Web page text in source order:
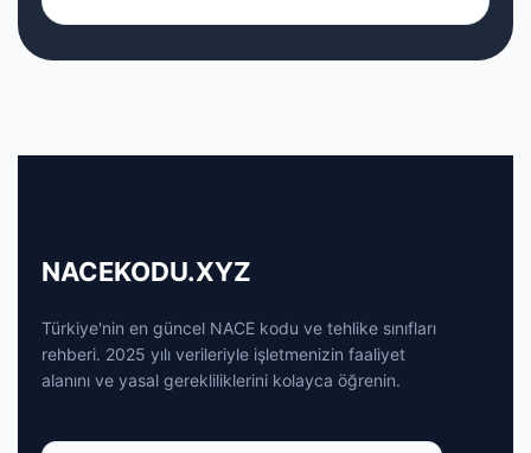
NACEKODU.XYZ
Türkiye'nin en güncel NACE kodu ve tehlike sınıfları
rehberi. 2025 yılı verileriyle işletmenizin faaliyet
alanını ve yasal gerekliliklerini kolayca öğrenin.